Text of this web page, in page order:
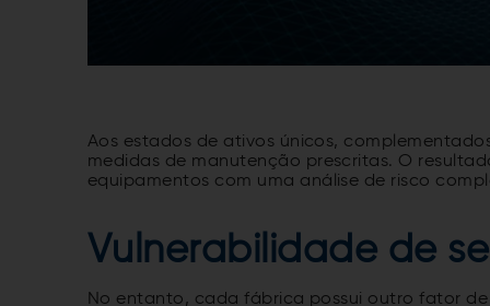
Aos estados de ativos únicos,
medidas de manutenção prescritas. O
equipamentos com uma análise de risco
Vulnerabilidade de
No entanto, cada fábrica possui outro fator